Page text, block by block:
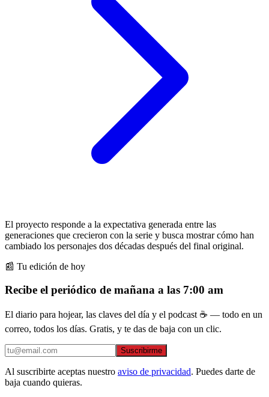
El proyecto responde a la expectativa generada entre las
generaciones que crecieron con la serie y busca mostrar cómo han
cambiado los personajes dos décadas después del final original.
📰 Tu edición de hoy
Recibe el periódico de mañana a las 7:00 am
El diario para hojear, las claves del día y el podcast ☕ — todo en un
correo, todos los días. Gratis, y te das de baja con un clic.
Suscribirme
Al suscribirte aceptas nuestro aviso de privacidad. Puedes darte de
baja cuando quieras.